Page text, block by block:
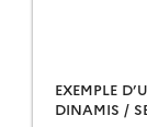
EXEMPLE
DINAMIS /